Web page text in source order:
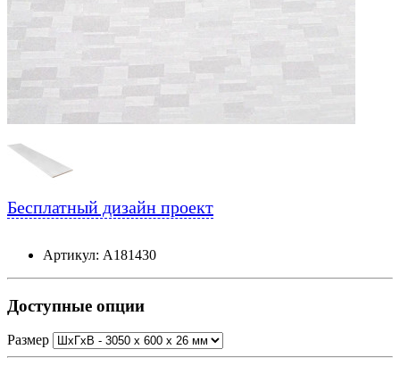
Бесплатный дизайн проект
Артикул: А181430
Доступные опции
Размер